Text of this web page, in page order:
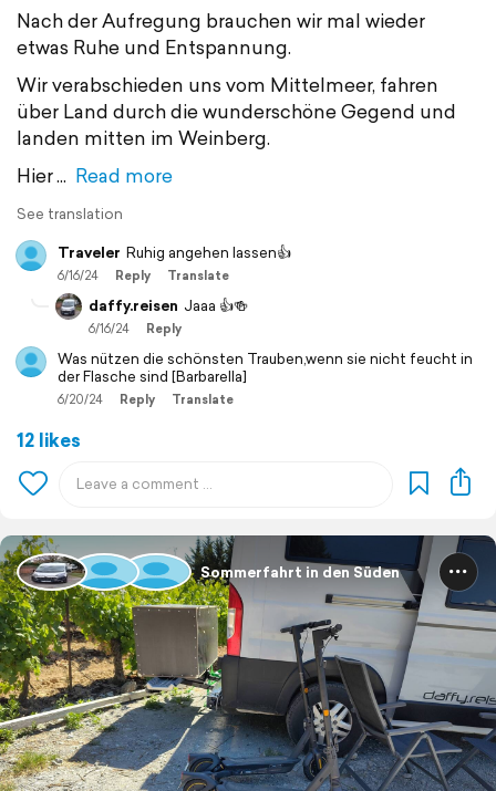
Nach der Aufregung brauchen wir mal wieder
etwas Ruhe und Entspannung.
Wir verabschieden uns vom Mittelmeer, fahren
über Land durch die wunderschöne Gegend und
landen mitten im Weinberg.
Hier
Read more
See translation
Traveler Ruhig angehen lassen👍
6/16/24 Reply Translate
daffy.reisen Jaaa 👍🍻
6/16/24 Reply
Was nützen die schönsten Trauben,wenn sie nicht feucht in
der Flasche sind [Barbarella]
6/20/24 Reply Translate
12 likes
Sommerfahrt in den Süden